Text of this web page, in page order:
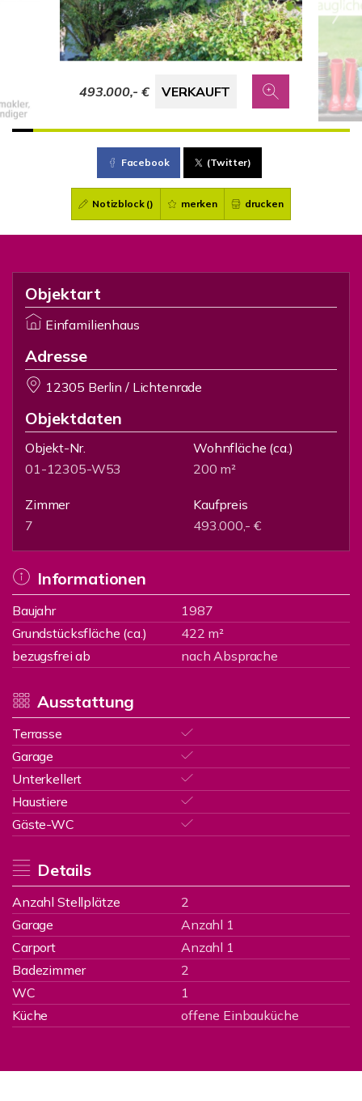
493.000,- € VERKAUFT
Facebook (Twitter)
Notizblock () merken drucken
Objektart
Einfamilienhaus
Adresse
12305 Berlin / Lichtenrade
Objektdaten
Objekt-Nr.
01-12305-W53
Wohnfläche (ca.)
200 m²
Zimmer
7
Kaufpreis
493.000,- €
Informationen
Baujahr
1987
Grundstücksfläche (ca.)
422 m²
bezugsfrei ab
nach Absprache
Ausstattung
Terrasse
Garage
Unterkellert
Haustiere
Gäste-WC
Details
Anzahl Stellplätze
2
Garage
Anzahl 1
Carport
Anzahl 1
Badezimmer
2
WC
1
Küche
offene Einbauküche